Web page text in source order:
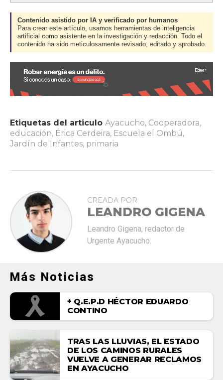
Contenido asistido por IA y verificado por humanos
Para crear este artículo, usamos herramientas de inteligencia
artificial como asistente en la investigación y redacción. Todo el
contenido ha sido meticulosamente revisado, editado y aprobado.
Etiquetas del articulo Ayacucho, Cooperadora,
educación, Érica Cerdeira, Escuela el Ombú,
Jardín de Infantes, primaria
CREADA POR
LEANDRO GIGENA
Leandro Gigena, redactor de
Urgente Ayacucho.
Más Noticias
+ Q.E.P.D HÉCTOR EDUARDO
CONTINO
TRAS LAS LLUVIAS, EL ESTADO
DE LOS CAMINOS RURALES
VUELVE A GENERAR RECLAMOS
EN AYACUCHO